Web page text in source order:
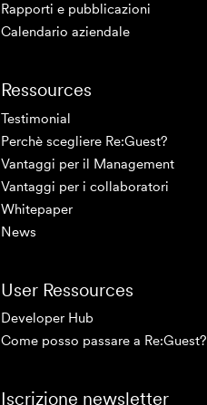
Rapporti e pubblicazioni
Calendario aziendale
Ressources
Testimonial
Perchè scegliere Re:Guest?
Vantaggi per il Management
Vantaggi per i collaboratori
Whitepaper
News
User Ressources
Developer Hub
Come posso passare a Re:Guest?
Iscrizione newsletter